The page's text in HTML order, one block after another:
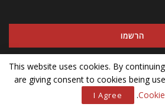
This website uses cookies. By
are giving consent to cookies being
.
I Agree